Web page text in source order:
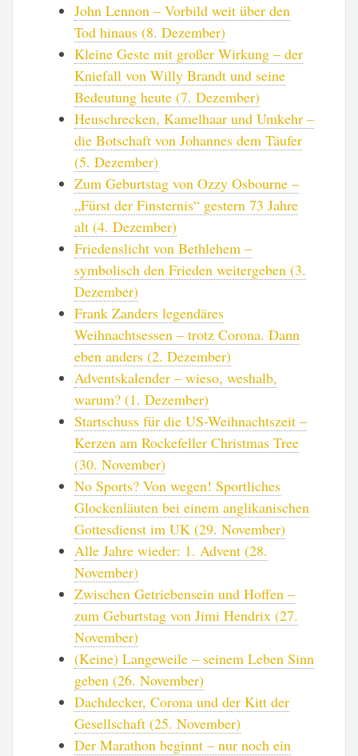
John Lennon – Vorbild weit über den
Tod hinaus (8. Dezember)
Kleine Geste mit großer Wirkung – der
Kniefall von Willy Brandt und seine
Bedeutung heute (7. Dezember)
Heuschrecken, Kamelhaar und Umkehr –
die Botschaft von Johannes dem Täufer
(5. Dezember)
Zum Geburtstag von Ozzy Osbourne –
„Fürst der Finsternis“ gestern 73 Jahre
alt (4. Dezember)
Friedenslicht von Bethlehem –
symbolisch den Frieden weitergeben (3.
Dezember)
Frank Zanders legendäres
Weihnachtsessen – trotz Corona. Dann
eben anders (2. Dezember)
Adventskalender – wieso, weshalb,
warum? (1. Dezember)
Startschuss für die US-Weihnachtszeit –
Kerzen am Rockefeller Christmas Tree
(30. November)
No Sports? Von wegen! Sportliches
Glockenläuten bei einem anglikanischen
Gottesdienst im UK (29. November)
Alle Jahre wieder: 1. Advent (28.
November)
Zwischen Getriebensein und Hoffen –
zum Geburtstag von Jimi Hendrix (27.
November)
(Keine) Langeweile – seinem Leben Sinn
geben (26. November)
Dachdecker, Corona und der Kitt der
Gesellschaft (25. November)
Der Marathon beginnt – nur noch ein